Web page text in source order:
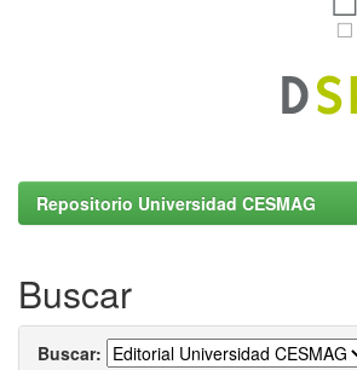
Repositorio Universidad CESMAG
Buscar
Buscar: